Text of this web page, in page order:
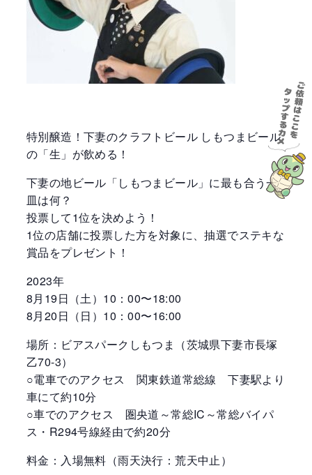
特別醸造！下妻のクラフトビール しもつまビール
の「生」が飲める！
下妻の地ビール「しもつまビール」に最も合う一
皿は何？
投票して1位を決めよう！
1位の店舗に投票した方を対象に、抽選でステキな
賞品をプレゼント！
2023年
8月19日（土）10：00〜18:00
8月20日（日）10：00〜16:00
場所：ビアスパークしもつま（茨城県下妻市長塚
乙70-3）
○電車でのアクセス 関東鉄道常総線 下妻駅より
車にて約10分
○車でのアクセス 圏央道～常総IC～常総バイパ
ス・R294号線経由で約20分
料金：入場無料（雨天決行：荒天中止）